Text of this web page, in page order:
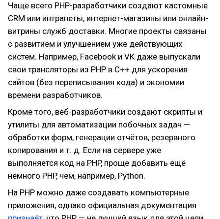
Чаще всего PHP-разработчики создают кастомные
CRM или интранеты, интернет-магазины или онлайн-
витрины служб доставки. Многие проекты связаны
с развитием и улучшением уже действующих
систем. Например, Facebook и VK даже выпускали
свои трансляторы из PHP в C++ для ускорения
сайтов (без переписывания кода) и экономии
времени разработчиков.
Кроме того, веб-разработчики создают скрипты и
утилиты для автоматизации побочных задач —
обработки форм, генерации отчётов, резервного
копирования и т. д. Если на сервере уже
выполняется код на PHP, проще добавить ещё
немного PHP, чем, например, Python.
На PHP можно даже создавать компьютерные
приложения, однако официальная документация